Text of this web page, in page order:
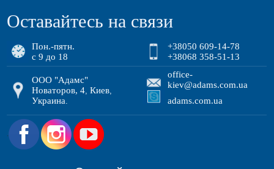
Оставайтесь на связи
Пон.-пятн.
с 9 до 18
+38050 609-14-78
+38068 358-51-13
ООО "Адамс"
Новаторов, 4 ,Киев
Украина
office-
kiev@adams.com.ua
adams.com.ua
.